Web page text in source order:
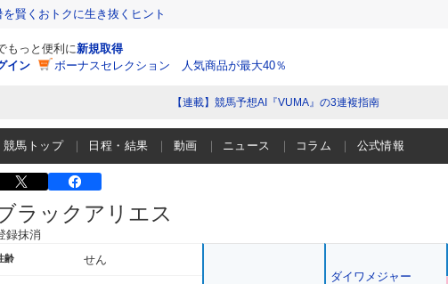
賢くおトクに生き抜くヒント
もっと便利に新規取得
イン
ボーナスセレクション 人気商品が最大40％
【連載】競馬予想AI『VUMA』の3連複指南
競馬トップ 日程・結果 動画 ニュース コラム 公式情報
ラックアリエス
録抹消
齢 せん
ダイワメジャー